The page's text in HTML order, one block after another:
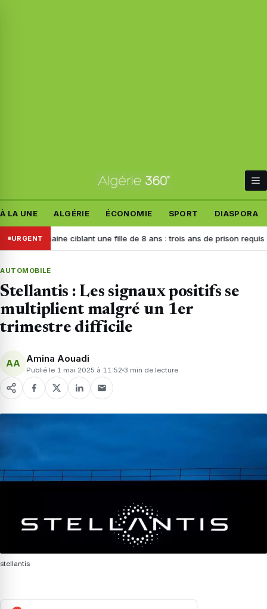
À LA UNE ALGÉRIE ÉCONOMIE SPORT DIASPORA
URGENT
haine ciblant une fille de 8 ans : trois ans de prison requis contre
AUTOMOBILE
Stellantis : Les signaux positifs se
multiplient malgré un 1er
trimestre difficile
AA Amina Aouadi
Publié le 1 mai 2025 à 11:52 3 min de lecture
stellantis